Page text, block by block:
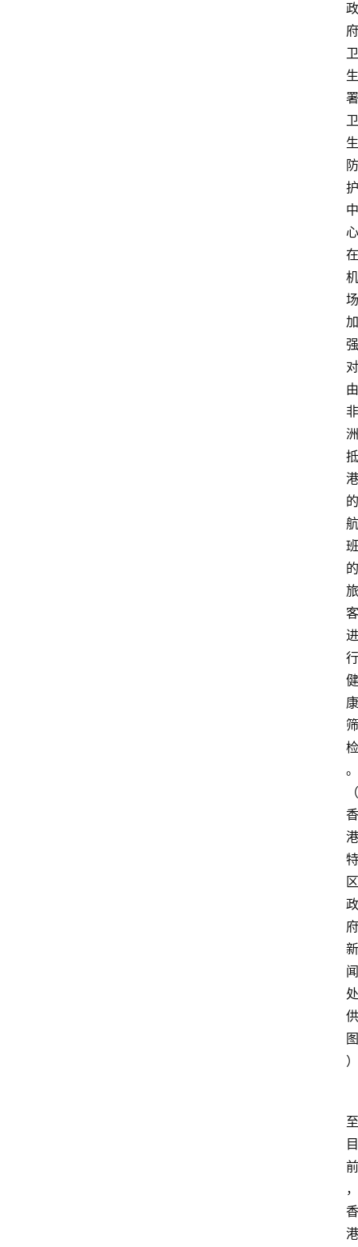
政
府
卫
生
署
卫
生
防
护
中
心
在
机
场
加
强
对
由
非
洲
抵
港
的
航
班
的
旅
客
进
行
健
康
筛
检
。
（
香
港
特
区
政
府
新
闻
处
供
图
）
至
目
前
，
香
港